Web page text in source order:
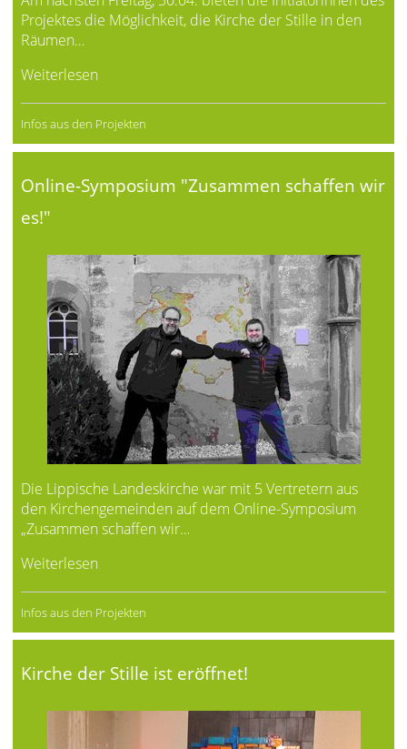
Projektes die Möglichkeit, die Kirche der Stille in den
Räumen…
Weiterlesen
Infos aus den Projekten
Online-Symposium "Zusammen schaffen wir
es!"
Die Lippische Landeskirche war mit 5 Vertretern aus
den Kirchengemeinden auf dem Online-Symposium
„Zusammen schaffen wir…
Weiterlesen
Infos aus den Projekten
Kirche der Stille ist eröffnet!